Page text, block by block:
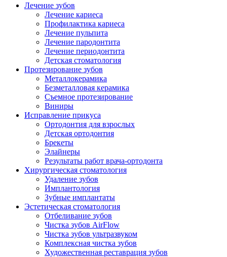
Лечение зубов
Лечение кариеса
Профилактика кариеса
Лечение пульпита
Лечение пародонтита
Лечение периодонтита
Детская стоматология
Протезирование зубов
Металлокерамика
Безметалловая керамика
Съемное протезирование
Виниры
Исправление прикуса
Ортодонтия для взрослых
Детская ортодонтия
Брекеты
Элайнеры
Результаты работ врача-ортодонта
Хирургическая стоматология
Удаление зубов
Имплантология
Зубные имплантаты
Эстетическая стоматология
Отбеливание зубов
Чистка зубов AirFlow
Чистка зубов ультразвуком
Комплексная чистка зубов
Художественная реставрация зубов